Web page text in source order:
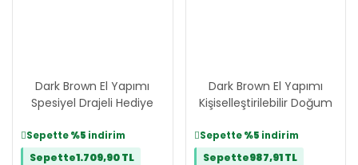
Dark Brown El Yapımı
Spesiyel Drajeli Hediye
Sepette%5 indirim
Sepette1.709,90 TL
Dark Brown El Yapımı
Kişiselleştirilebilir Doğum
Çikolatası
Sepette%5 indirim
Sepette987,91 TL